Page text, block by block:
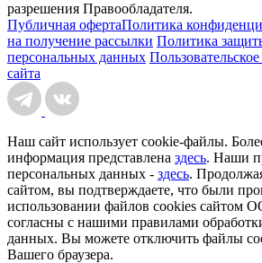
разрешения Правообладателя.
Публичная офертаПолитика
на получение рассылки Политика
персональных данных
сайта
Наш сайт использует cookie-файлы.
информация представлена здесь. Наши
персональных данных - здесь.
сайтом, вы подтверждаете, что были
использовании файлов cookies
согласны с нашими правилами
данных. Вы можете отключить файлы
Вашего браузера.